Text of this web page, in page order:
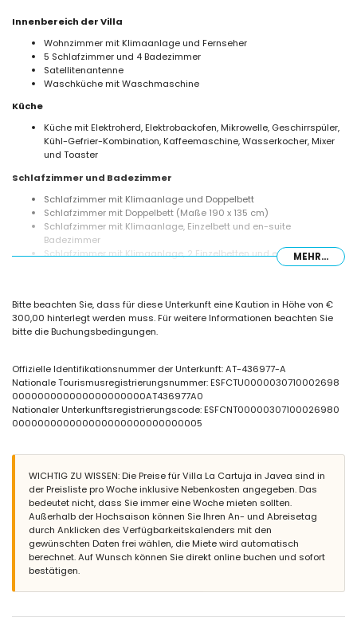
Innenbereich der Villa
Wohnzimmer mit Klimaanlage und Fernseher
5 Schlafzimmer und 4 Badezimmer
Satellitenantenne
Waschküche mit Waschmaschine
Küche
Küche mit Elektroherd, Elektrobackofen, Mikrowelle, Geschirrspüler,
Kühl-Gefrier-Kombination, Kaffeemaschine, Wasserkocher, Mixer
und Toaster
Schlafzimmer und Badezimmer
Schlafzimmer mit Klimaanlage und Doppelbett
Schlafzimmer mit Doppelbett (Maße 190 x 135 cm)
Schlafzimmer mit Klimaanlage, Einzelbett und en-suite
Badezimmer
Schlafzimmer mit Klimaanlage, 2 Einzelbetten und en-suite
Badezimmer mit Waschbecken, Dusche, Bidet und WC
en-suite Badezimmer mit Waschbecken und WC
Badezimmer mit Waschbecken und WC
Großes und abgeschlossenes Grundstück
Privater Pool, Maße 12 m x 6 m
Wunderbarer Rasen mit Kies, Bäumen und Gartenmöbeln mit
Sonnenliegen
Sitzbereich im Freien und Essbereich im Freien
3 private, abgeschlossene Parkplätze
Weitere Informationen
Nächster Strand: La Grava (innerhalb von 3 Kilometern von der
Villa)
Nächster Flughafen: Alicante (innerhalb von 100 Kilometern von
der Villa)
enthalten sind
MEHR...
Bitte beachten Sie, dass für diese Unterkunft eine Kaution in Höhe von €
300,00 hinterlegt werden muss. Für weitere Informationen beachten Sie
bitte die Buchungsbedingungen.
Offizielle Identifikationsnummer der Unterkunft: AT-436977-A
Nationale Tourismusregistrierungsnummer: ESFCTU0000030710002698
000000000000000000000AT436977A0
Nationaler Unterkunftsregistrierungscode: ESFCNT00000307100026980
000000000000000000000000000005
WICHTIG ZU WISSEN: Die Preise für Villa La Cartuja in Javea sind in
der Preisliste pro Woche inklusive Nebenkosten angegeben. Das
bedeutet nicht, dass Sie immer eine Woche mieten sollten.
Außerhalb der Hochsaison können Sie Ihren An- und Abreisetag
durch Anklicken des Verfügbarkeitskalenders mit den
gewünschten Daten frei wählen, die Miete wird automatisch
berechnet. Auf Wunsch können Sie direkt online buchen und sofort
bestätigen.